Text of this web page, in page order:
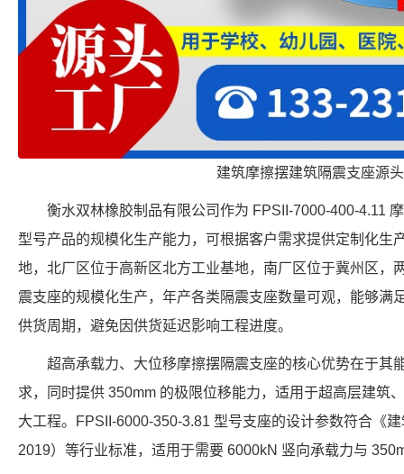
建筑摩擦摆建筑隔震支座源
衡水双林橡胶制品有限公司作为 FPSII-7000-400-4.11
型号产品的规模化生产能力，可根据客户需求提供定制化生
地，北厂区位于高新区北方工业基地，南厂区位于冀州区，
震支座的规模化生产，年产各类隔震支座数量可观，能够满
供货周期，避免因供货延迟影响工程进度。
超高承载力、大位移摩擦摆隔震支座的核心优势在于其
求，同时提供 350mm 的极限位移能力，适用于超高层建筑
大工程。FPSII-6000-350-3.81 型号支座的设计参数符合《
2019）等行业标准，适用于需要 6000kN 竖向承载力与